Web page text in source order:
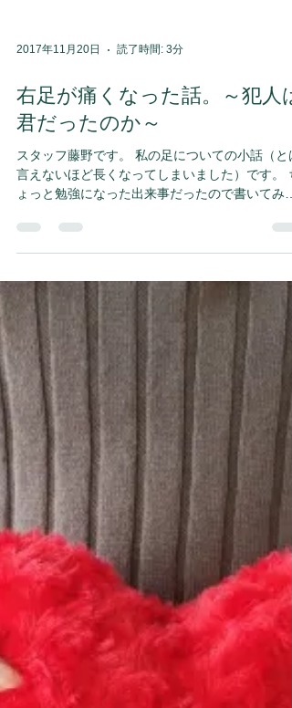
2017年11月20日 読了時間: 3分
右足が痛くなった話。～犯人は
君だったのか～
スタッフ藤野です。 私の足についての小話（と
言えないほど長くなってしまいました）です。
した。 一週間ほど前のことです。いつものよう
歩いていると、なんとなく右足（足の甲の小指
側）に違和感がありました。...